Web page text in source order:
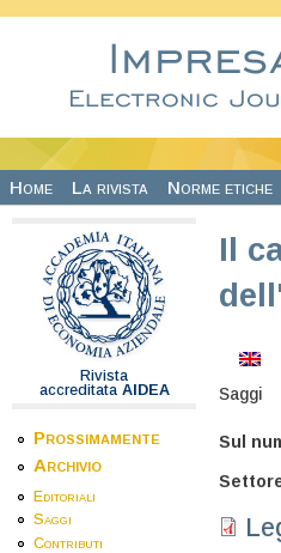
Home La rivista Norme etiche
Rivista
accreditata AIDEA
Prossimamente
Archivio
Editoriali
Saggi
Contributi
Il
Saggi
Sul